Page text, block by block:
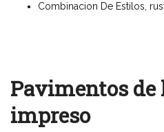
Combinacion De Estilos,
Pavimentos
impreso